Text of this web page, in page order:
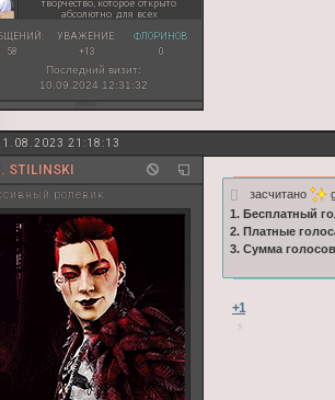
абсолютно для всех
58
УВАЖЕНИЕ:
+13
ФЛОРИНОВ:
0
Последний визит:
10.09.2024 12:31:32
21:18:13
STILINSKI
ролевик засчитано
1. Бесплатный
2. Платные
3. Сумма
+1